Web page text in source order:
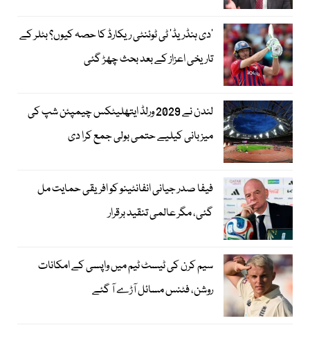
’دی ہنڈریڈ‘ ٹی ٹوئنٹی ریکارڈ کا حصہ کیوں؟ بٹلر کے
تاریخی اعزاز کے بعد بحث چھڑ گئی
لندن نے 2029 ورلڈ ایتھلیٹکس چیمپئن شپ کی
میزبانی کیلیے حتمی بولی جمع کرا دی
فیفا صدر جیانی انفانٹینو کو افریقی حمایت مل
گئی، مگر عالمی تنقید برقرار
سیم کرن کی ٹیسٹ ٹیم میں واپسی کے امکانات
روشن، فٹنس مسائل آڑے آ گئے